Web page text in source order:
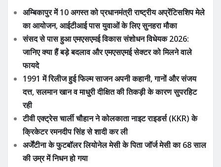
अम्बिकापुर में 10 अगस्त को प्रधानमंत्री राष्ट्रीय अप्रेंटिसशिप मेले
का आयोजन, आईटीआई पास युवाओं के लिए सुनहरा मौका
संसद से पास हुआ एमएसएमई विकास संशोधन विधेयक 2026:
जानिए क्या हैं बड़े बदलाव और एमएसएमई सेक्टर को मिलने वाले
फायदे
1991 में रिलीज हुई फिल्म साजन अपनी कहानी, गानों और संजय
दत्त, सलमान खान व माधुरी दीक्षित की तिकड़ी के कारण सुपरहिट
रही
टीवी एक्ट्रेस चार्ली चौहान ने कोलकाता नाइट राइडर्स (KKR) के
क्रिकेटर रमनदीप सिंह से शादी कर ली
अर्जेंटीना के फुटबॉलर लियोनेल मेसी के पिता जॉर्ज मेसी का 68 साल
की उम्र में निधन हो गया